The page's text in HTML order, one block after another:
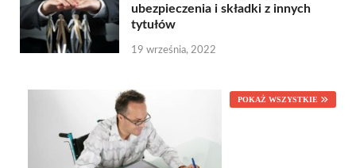
ubezpieczenia i składki z innych
tytułów
19 września, 2022
POKAŻ WSZYSTKIE